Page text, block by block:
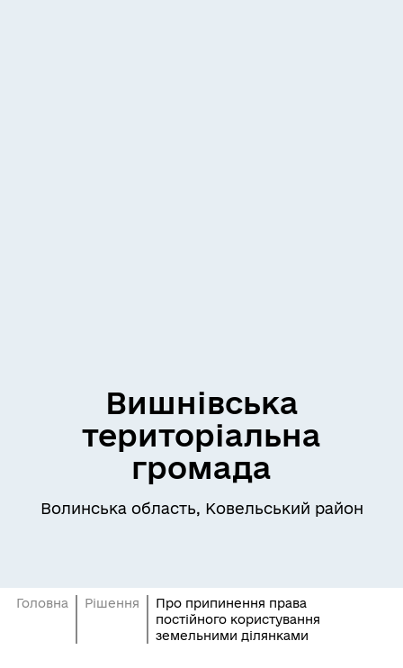
Вишнівська
територіальна
громада
Волинська область, Ковельський район
Головна Рішення
Про припинення права
постійного користування
земельними ділянками